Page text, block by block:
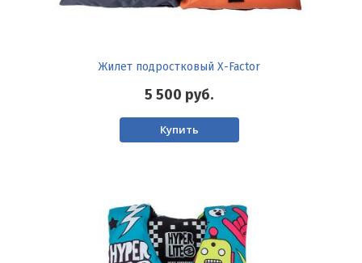
Жилет подростковый X-Factor
5 500 руб.
Купить